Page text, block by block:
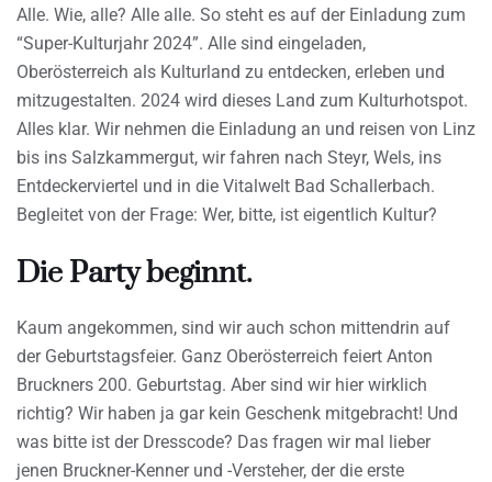
Alle. Wie, alle? Alle alle. So steht es auf der Einladung zum
“Super-Kulturjahr 2024”. Alle sind eingeladen,
Oberösterreich als Kulturland zu entdecken, erleben und
mitzugestalten. 2024 wird dieses Land zum Kulturhotspot.
Alles klar. Wir nehmen die Einladung an und reisen von Linz
bis ins Salzkammergut, wir fahren nach Steyr, Wels, ins
Entdeckerviertel und in die Vitalwelt Bad Schallerbach.
Begleitet von der Frage: Wer, bitte, ist eigentlich Kultur?
Die Party beginnt.
Kaum angekommen, sind wir auch schon mittendrin auf
der Geburtstagsfeier. Ganz Oberösterreich feiert Anton
Bruckners 200. Geburtstag. Aber sind wir hier wirklich
richtig? Wir haben ja gar kein Geschenk mitgebracht! Und
was bitte ist der Dresscode? Das fragen wir mal lieber
jenen Bruckner-Kenner und -Versteher, der die erste